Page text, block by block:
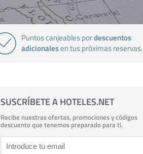
Puntos canjeables pordescuentos
adicionalesen tus próximas reservas.
SUSCRÍBETE A HOTELES.NET
Recibe nuestras ofertas, promociones y códigos
descuento que tenemos preparado para ti.